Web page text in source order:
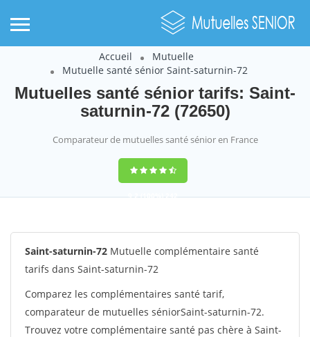
Accueil
Mutuelle
Mutuelle santé sénior Saint-saturnin-72
Mutuelles santé sénior tarifs: Saint-
saturnin-72 (72650)
Comparateur de mutuelles santé sénior en France
9,2(100%)242
Saint-saturnin-72 Mutuelle complémentaire santé
tarifs dans Saint-saturnin-72
Comparez les complémentaires santé tarif,
comparateur de mutuelles séniorSaint-saturnin-72.
Trouvez votre complémentaire santé pas chère à Saint-